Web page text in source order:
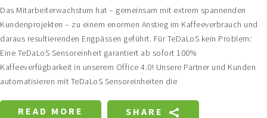
Das Mitarbeiterwachstum hat – gemeinsam mit extrem spannenden
Kundenprojekten – zu einem enormen Anstieg im Kaffeeverbrauch und
daraus resultierenden Engpässen geführt. Für TeDaLoS kein Problem:
Eine TeDaLoS Sensoreinheit garantiert ab sofort 100%
Kaffeeverfügbarkeit in unserem Office 4.0! Unsere Partner und Kunden
automatisieren mit TeDaLoS Sensoreinheiten die
READ MORE SHARE